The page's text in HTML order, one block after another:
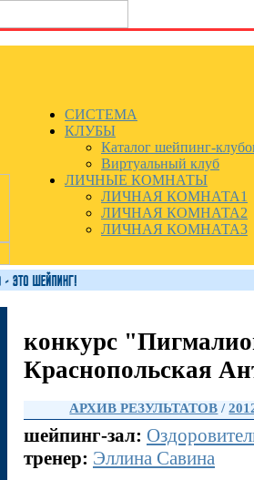
СИСТЕМА
КЛУБЫ
Каталог шейпинг-
Виртуальный клуб
ЛИЧНЫЕ КОМНАТЫ
ЛИЧНАЯ КОМНАТА1
ЛИЧНАЯ КОМНАТА2
ЛИЧНАЯ КОМНАТА3
конкурс
Краснопольская
АРХИВ РЕЗУЛЬТАТОВ /
шейпинг-зал:
тренер: Эллина Савина